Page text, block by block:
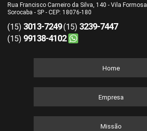
Rua Francisco Carneiro da Silva, 140 - Vila Formosa
Sorocaba - SP - CEP: 18076-180
(15) 3013-7249(15) 3239-7447
(15) 99138-4102
Home
Empresa
Missão